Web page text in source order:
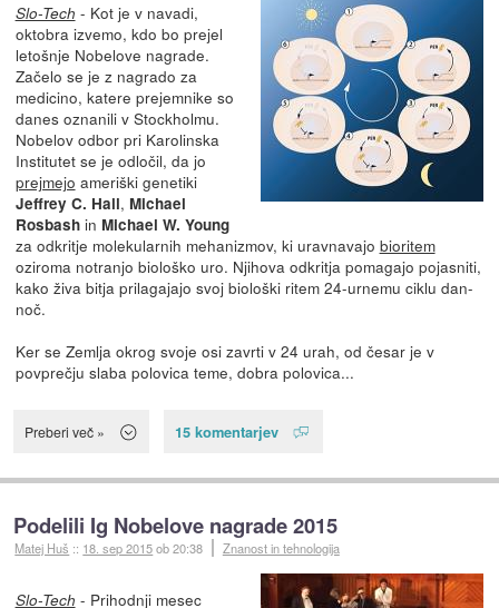
Slo-Tech - Kot je v navadi,
oktobra izvemo, kdo bo prejel
letošnje Nobelove nagrade.
Začelo se je z nagrado za
medicino, katere prejemnike so
danes oznanili v Stockholmu.
Nobelov odbor pri Karolinska
Institutet se je odločil, da jo
prejmejo ameriški genetiki
Jeffrey C. Hall, Michael
Rosbashin Michael W. Young
za odkritje molekularnih mehanizmov, ki uravnavajo bioritem
oziroma notranjo biološko uro. Njihova odkritja pomagajo pojasniti,
kako živa bitja prilagajajo svoj biološki ritem 24-urnemu ciklu dan-
noč.
Ker se Zemlja okrog svoje osi zavrti v 24 urah, od česar je v
povprečju slaba polovica teme, dobra polovica...
Preberi več » 15 komentarjev
Podelili Ig Nobelove nagrade 2015
Matej Huš :: 18. sep 2015ob 20:38 Znanost in tehnologija
Slo-Tech - Prihodnji mesec